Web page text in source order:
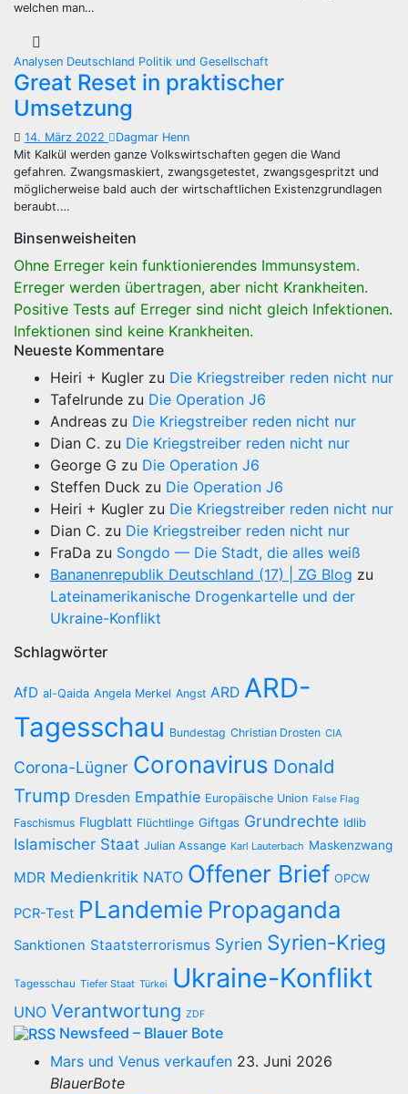
welchen man…
Analysen Deutschland Politik und Gesellschaft
Great Reset in praktischer
Umsetzung
14. März 2022
Dagmar Henn
Mit Kalkül werden ganze Volkswirtschaften gegen die Wand
gefahren. Zwangsmaskiert, zwangsgetestet, zwangsgespritzt und
möglicherweise bald auch der wirtschaftlichen Existenzgrundlagen
beraubt.…
Binsenweisheiten
Ohne Erreger kein funktionierendes Immunsystem.
Erreger werden übertragen, aber nicht Krankheiten.
Positive Tests auf Erreger sind nicht gleich Infektionen.
Infektionen sind keine Krankheiten.
Neueste Kommentare
Heiri + Kugler zu Die Kriegstreiber reden nicht nur
Tafelrunde zu Die Operation J6
Andreas zu Die Kriegstreiber reden nicht nur
Dian C. zu Die Kriegstreiber reden nicht nur
George G zu Die Operation J6
Steffen Duck zu Die Operation J6
Heiri + Kugler zu Die Kriegstreiber reden nicht nur
Dian C. zu Die Kriegstreiber reden nicht nur
FraDa zu Songdo — Die Stadt, die alles weiß
Bananenrepublik Deutschland (17) | ZG Blog zu
Lateinamerikanische Drogenkartelle und der
Ukraine-Konflikt
Schlagwörter
AfD al-Qaida Angela Merkel Angst ARD ARD-
Tagesschau Bundestag Christian Drosten CIA
Corona-Lügner Coronavirus Donald
Trump Dresden Empathie Europäische Union False Flag
Faschismus Flugblatt Flüchtlinge Giftgas Grundrechte Idlib
Islamischer Staat Julian Assange Karl Lauterbach Maskenzwang
MDR Medienkritik NATO Offener Brief OPCW
PCR-Test PLandemie Propaganda
Sanktionen Staatsterrorismus Syrien Syrien-Krieg
Tagesschau Tiefer Staat Türkei Ukraine-Konflikt
UNO Verantwortung ZDF
Newsfeed – Blauer Bote
Mars und Venus verkaufen 23. Juni 2026
BlauerBote